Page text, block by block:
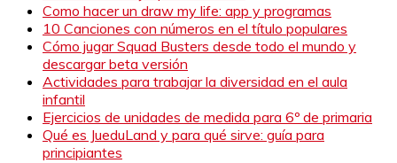
Como hacer un draw my life: app y programas
10 Canciones con números en el título populares
Cómo jugar Squad Busters desde todo el mundo y
descargar beta versión
Actividades para trabajar la diversidad en el aula
infantil
Ejercicios de unidades de medida para 6º de primaria
Qué es JueduLand y para qué sirve: guía para
principiantes